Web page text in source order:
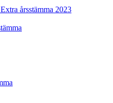
årsstämma 2023